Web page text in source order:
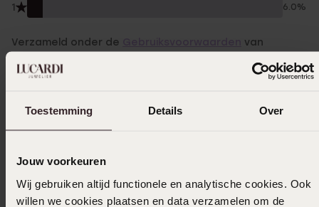
Toestemming Details Over
Jouw voorkeuren
Wij gebruiken altijd functionele en analytische cookies. Ook
willen we cookies plaatsen en data verzamelen om de
1 6.0%
Verzameld onder de
van
Filter